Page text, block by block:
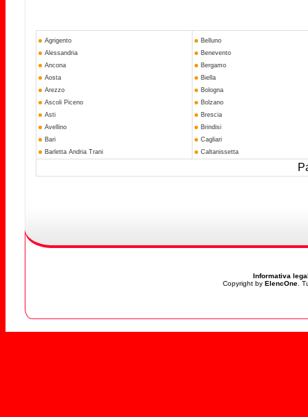
Agrigento
Alessandria
Ancona
Aosta
Arezzo
Ascoli Piceno
Asti
Avellino
Bari
Barletta Andria Trani
Belluno
Benevento
Bergamo
Biella
Bologna
Bolzano
Brescia
Brindisi
Cagliari
Caltanissetta
Informativa
Copyright by ElencOne.